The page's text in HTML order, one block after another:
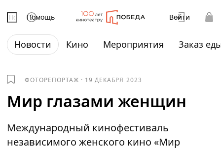
Помощь Войти
Новости Кино Мероприятия Заказ
ФОТОРЕПОРТАЖ · 19 ДЕКАБРЯ 2023
Мир глазами женщин
Международный кинофестиваль
независимого женского кино «Мир